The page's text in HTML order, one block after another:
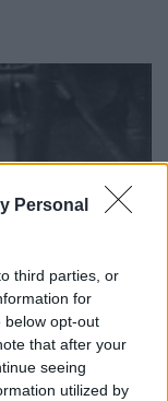
Personal
third parties, or
for
below opt-out
that after your
seeing
utilized by
Ποντίων